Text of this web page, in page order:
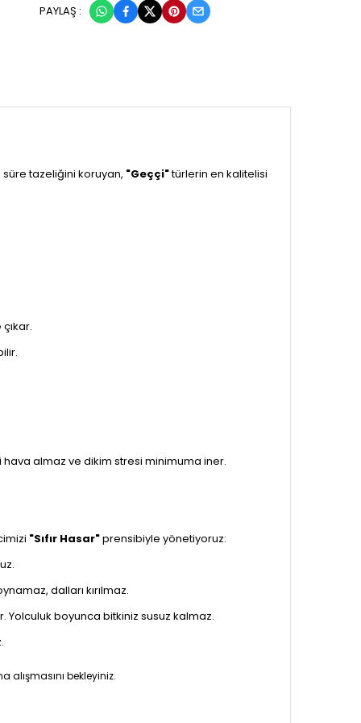
PAYLAŞ :
tazeliğini koruyan, "Geççi"türlerin en kalitelisi
almaz ve dikim stresi minimuma iner.
"Sıfır Hasar"prensibiyle yönetiyoruz:
dalları kırılmaz.
Yolculuk boyunca bitkiniz susuz kalmaz.
alışmasını bekleyiniz.